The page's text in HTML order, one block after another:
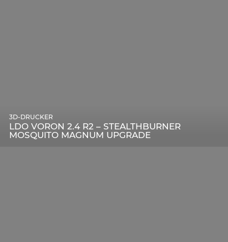
LDO VORON 2.4 R2 – STEALTHBURNER
MOSQUITO MAGNUM UPGRADE
3D-DRUCKER